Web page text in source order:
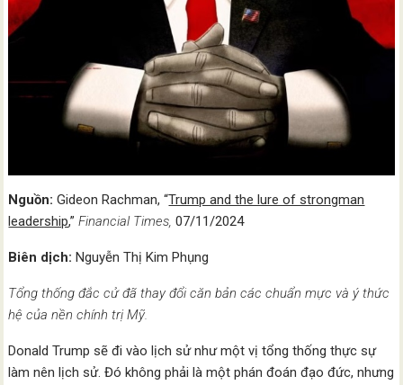
Nguồn: Gideon Rachman, “Trump and the lure of strongman
leadership,”Financial Times, 07/11/2024
Biên dịch: Nguyễn Thị Kim Phụng
Tổng thống đắc cử đã thay đổi căn bản các chuẩn mực và ý thức
hệ của nền chính trị Mỹ.
Donald Trump sẽ đi vào lịch sử như một vị tổng thống thực sự
làm nên lịch sử. Đó không phải là một phán đoán đạo đức, nhưng